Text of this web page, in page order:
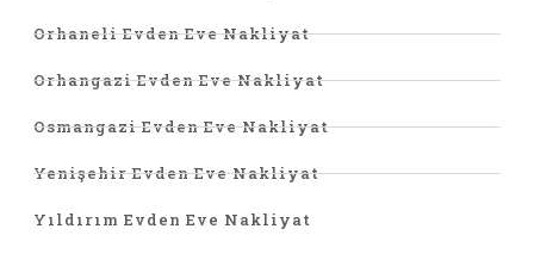
Orhaneli Evden Eve Nakliyat
Orhangazi Evden Eve Nakliyat
Osmangazi Evden Eve Nakliyat
Yenişehir Evden Eve Nakliyat
Yıldırım Evden Eve Nakliyat